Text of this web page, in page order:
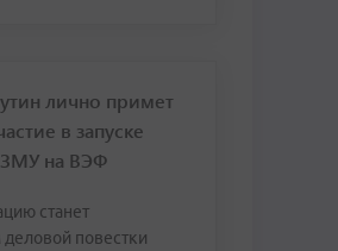
лично примет
в запуске
на ВЭФ
станет
повестки